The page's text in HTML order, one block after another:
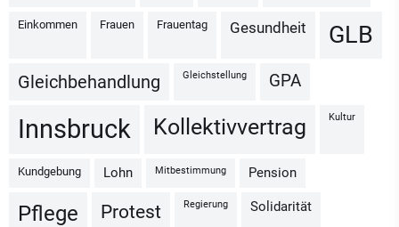
Einkommen Frauen Frauentag Gesundheit GLB
Gleichbehandlung Gleichstellung GPA
Innsbruck Kollektivvertrag Kultur
Kundgebung Lohn Mitbestimmung Pension
Pflege Protest Regierung Solidarität